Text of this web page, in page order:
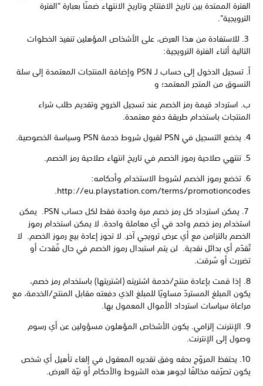
الفترة الممتدة بين تاريخ الافتتاح وتاريخ الانتهاء ضمنًا بعبارة "الفترة
الترويجية".
3. للاستفادة من هذا العرض، على الأشخاص المؤهلين تنفيذ الخطوات
التالية أثناء الفترة الترويجية:
أ. تسجيل الدخول إلى حساب لـ PSN وإضافة المنتجات المعتمدة إلى سلة
التسوق من المتجر المعتمد؛ و
ب. استرداد قيمة رمز الخصم عند تسجيل الخروج وتقديم طلب شراء
المنتجات باستخدام طريقة دفع معتمدة.
4. يخضع التسجيل في PSN لقبول شروط خدمة PSN وسياسة الخصوصية.
5. تنتهي صلاحية رموز الخصم في تاريخ انتهاء صلاحية رمز الخصم.
6. تخضع رموز الخصم لشروط الاستخدام وأحكامه:
http://eu.playstation.com/terms/promotioncodes.
7. يمكن استرداد كل رمز خصم مرة واحدة فقط لكل حساب PSN. يمكن
استخدام رمز خصم واحد في أي معاملة واحدة. لا يمكن استخدام رموز
الخصم بالتزامن مع أي عرض ترويجي آخر. لا تجوز إعادة بيع رموز الخصم. لا
تُقدّم أي بدائل نقدية. لن يتم استبدال رموز الخصم في حال فُقدت أو
تضررت أو سُرقت.
8. إذا قمت بإعادة منتج/خدمة اشتريته (اشتريتها) باستخدام رمز خصم،
يكون المبلغ المستردّ مساويًا للمبلغ الذي دفعته مقابل المنتج/الخدمة، مع
مراعاة سياسات استرداد الأموال المعمول بها.
9. الإنترنت إلزامي. يكون الأشخاص المؤهلون مسؤولين عن أي رسوم
وصول إلى الإنترنت.
10. يحتفظ المروّج بحقه وفق تقديره المعقول في إلغاء تأهيل أي شخص
يكون تصرّفه مخالفًا لجوهر هذه الشروط والأحكام أو نيّة العرض.